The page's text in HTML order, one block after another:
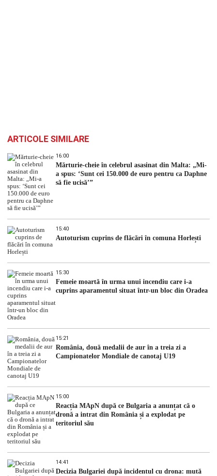
ARTICOLE SIMILARE
16:00
Mărturie-cheie în celebrul asasinat din Malta: „Mi-
a spus: ‘Sunt cei 150.000 de euro pentru ca Daphne
să fie ucisă’”
15:40
Autoturism cuprins de flăcări în comuna Horlești
15:30
Femeie moartă în urma unui incendiu care i-a
cuprins aparamentul situat într-un bloc din Oradea
15:21
România, două medalii de aur în a treia zi a
Campionatelor Mondiale de canotaj U19
15:00
Reacția MApN după ce Bulgaria a anunțat că o
dronă a intrat din România și a explodat pe
teritoriul său
14:41
Decizia Bulgariei după incidentul cu drona: mută